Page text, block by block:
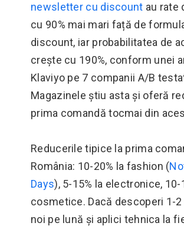
newsletter cu discount au rate
cu 90% mai mari față de
discount, iar probabilitatea de
crește cu 190%, conform unei
Klaviyo pe 7 companii A/B
Magazinele știu asta și oferă
prima comandă tocmai din
Reducerile tipice la prima
România: 10-20% la fashion (
Days), 5-15% la electronice, 10-
cosmetice. Dacă descoperi 1-
noi pe lună și aplici tehnica la